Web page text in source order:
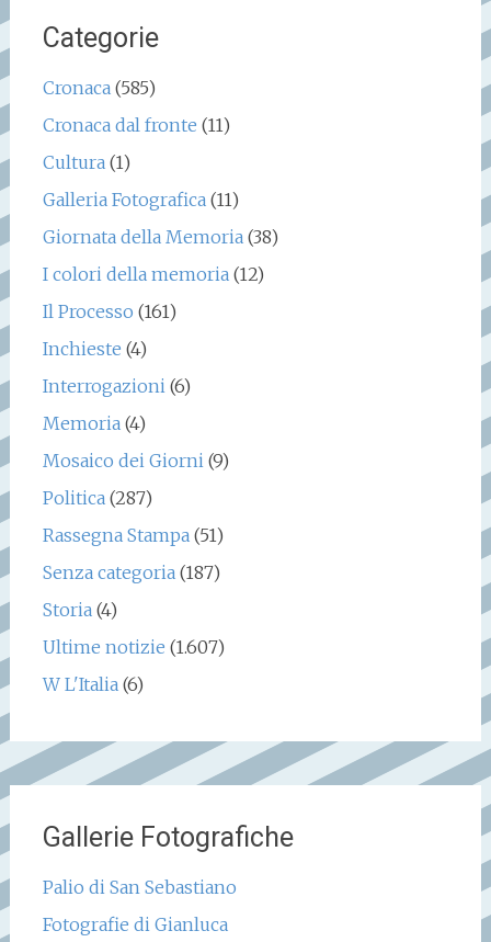
Categorie
Cronaca(585)
Cronaca dal fronte (11)
Cultura(1)
Galleria Fotografica(11)
Giornata della Memoria(38)
I colori della memoria(12)
Il Processo (161)
Inchieste (4)
Interrogazioni(6)
Memoria(4)
Mosaico dei Giorni(9)
Politica(287)
Rassegna Stampa(51)
Senza categoria(187)
Storia(4)
Ultime notizie (1.607)
W L'Italia(6)
Gallerie Fotografiche
Palio di San Sebastiano
Fotografie di Gianluca